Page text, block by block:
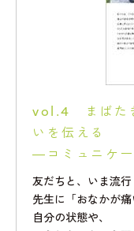
vol.4 まばた
いを伝える
―コミュニケ
友だちと、いま流行
先生に「おなかが
自分の状態や、